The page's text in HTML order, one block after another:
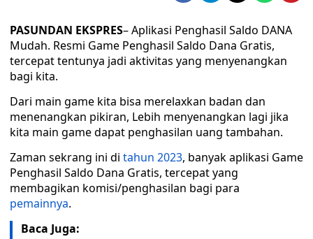
PASUNDAN EKSPRES– Aplikasi Penghasil Saldo DANA
Mudah. Resmi Game Penghasil Saldo Dana Gratis,
tercepat tentunya jadi aktivitas yang menyenangkan
bagi kita.
Dari main game kita bisa merelaxkan badan dan
menenangkan pikiran, Lebih menyenangkan lagi jika
kita main game dapat penghasilan uang tambahan.
Zaman sekrang ini di tahun 2023, banyak aplikasi Game
Penghasil Saldo Dana Gratis, tercepat yang
membagikan komisi/penghasilan bagi para
pemainnya.
Baca Juga: